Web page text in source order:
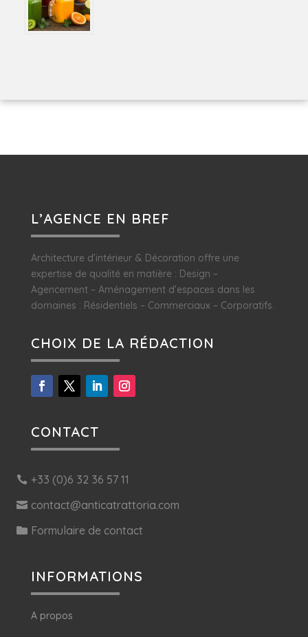
L’AGENCE EN BREF
Architecture d’intérieur & Décoration offre une
expertise de qualité en matière : Design –
Agencement – Aménagement d’espaces dans les
domaines : Résidentiels – Commerciaux – Corporatifs.
CHOIX DE LA RÉDACTION
CONTACT
+33 (0)6 32 36 57 11
contact@anticatrattoria.com
Formulaire de contact
INFORMATIONS
A propos